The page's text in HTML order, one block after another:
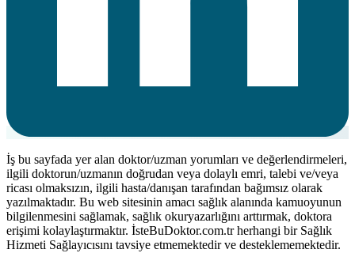
İş bu sayfada yer alan doktor/uzman yorumları ve değerlendirmeleri,
ilgili doktorun/uzmanın doğrudan veya dolaylı emri, talebi ve/veya
ricası olmaksızın, ilgili hasta/danışan tarafından bağımsız olarak
yazılmaktadır. Bu web sitesinin amacı sağlık alanında kamuoyunun
bilgilenmesini sağlamak, sağlık okuryazarlığını arttırmak, doktora
erişimi kolaylaştırmaktır. İsteBuDoktor.com.tr herhangi bir Sağlık
Hizmeti Sağlayıcısını tavsiye etmemektedir ve desteklememektedir.